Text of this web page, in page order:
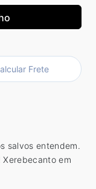
Frete
salvos entendem.
Xerebecanto em